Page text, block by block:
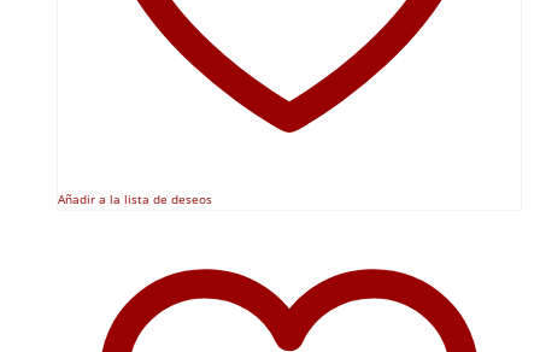
Añadir a la lista de deseos